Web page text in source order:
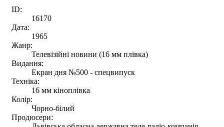
ID:
16170
Дата:
1965
Жанр:
Телевізійні новини (16 мм плівка)
Видання:
Екран дня №500 - спецвипуск
Техніка:
16 мм кіноплівка
Колір:
Чорно-білий
Продюсери: